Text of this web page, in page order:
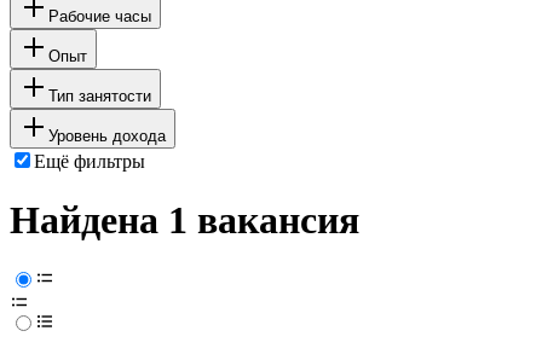
Рабочие часы
Опыт
Тип занятости
Уровень дохода
Ещё фильтры
Найдена 1 вакансия